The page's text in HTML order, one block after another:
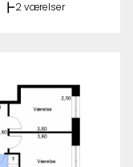
2 værelser